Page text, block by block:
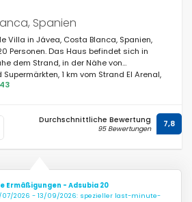
Spanien
Villa in Jávea, Costa Blanca, Spanien,
Personen. Das Haus befindet sich in
dem Strand, in der Nähe von
1 km vom Strand El Arenal,
Jávea, entfernt.
Durchschnittliche Bewertung
95 Bewertungen 7,8
Ermäßigungen - Adsubia 20
07/2026 - 13/09/2026: spezieller last-minute-